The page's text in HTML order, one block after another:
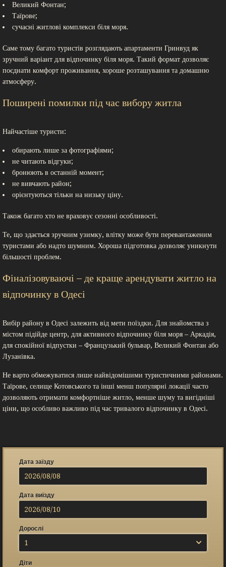
Великий Фонтан;
Таїрове;
сучасні житлові комплекси біля моря.
Саме тому багато туристів розглядають апартаменти Гринвуд як
зручний варіант для відпочинку біля моря. Такий формат дозволяє
поєднати комфорт проживання, хороше розташування та домашню
атмосферу.
Поширені помилки під час вибору житла
Найчастіше туристи:
обирають лише за фотографіями;
не читають відгуки;
бронюють в останній момент;
не вивчають район;
орієнтуються тільки на низьку ціну.
Також багато хто не враховує сезонні особливості.
Те, що здається зручним узимку, влітку може бути перевантаженим
туристами або надто шумним. Хороша підготовка дозволяє уникнути
більшості проблем.
Фіналізовуваючі – де краще арендувати житло на
відпочинку в Одесі
Вибір району в Одесі залежить від мети поїздки. Для знайомства з
містом підійде центр, для активного відпочинку біля моря – Аркадія,
для спокійної відпустки – Французький бульвар, Великий Фонтан або
Лузанівка.
Не варто обмежуватися лише найвідомішими туристичними районами.
Таїрове, селище Котовського та інші менш популярні локації часто
дозволяють отримати комфортніше житло, менше шуму та вигідніші
ціни, що особливо важливо під час тривалого відпочинку в Одесі.
Дата заїзду
Дата виїзду
Дорослі
1
Діти